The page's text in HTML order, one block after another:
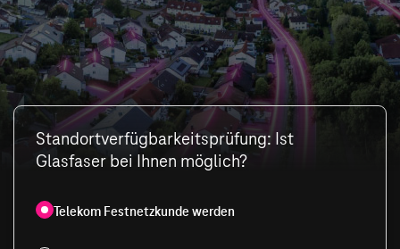
Standortverfügbarkeitsprüfung: Ist
Glasfaser bei Ihnen möglich?
Telekom Festnetzkunde werden